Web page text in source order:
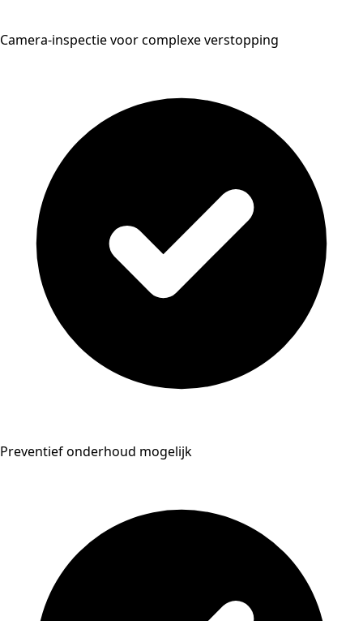
Camera-inspectie voor complexe verstopping
Preventief onderhoud mogelijk